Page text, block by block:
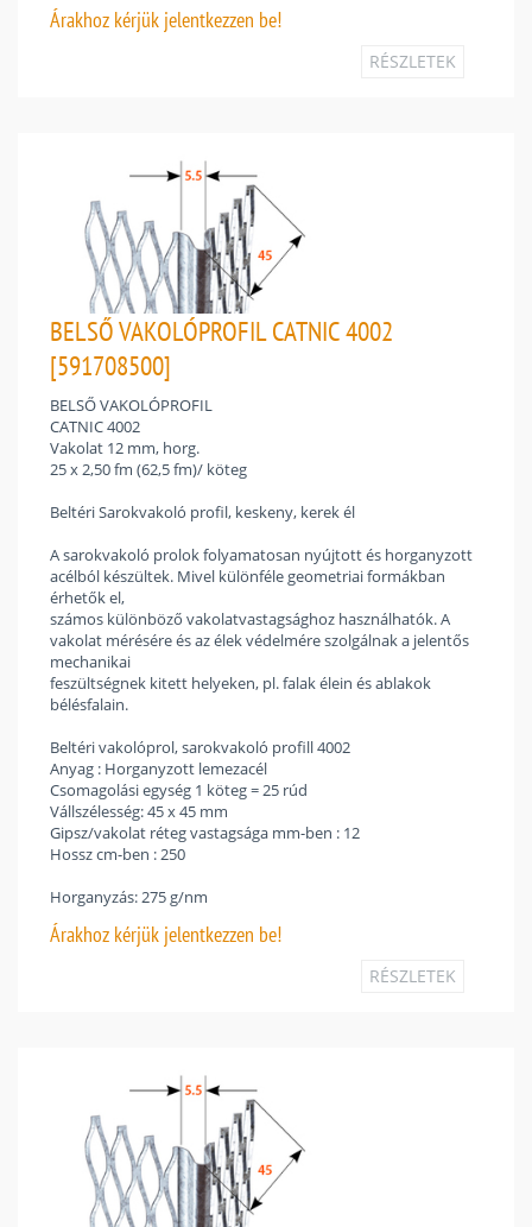
Árakhoz kérjük jelentkezzen be!
RÉSZLETEK
BELSŐ VAKOLÓPROFIL CATNIC 4002
[591708500]
BELSŐ VAKOLÓPROFIL
CATNIC 4002
Vakolat 12 mm, horg.
25 x 2,50 fm (62,5 fm)/ köteg
Beltéri Sarokvakoló profil, keskeny, kerek él
A sarokvakoló prolok folyamatosan nyújtott és horganyzott
acélból készültek. Mivel különféle geometriai formákban
érhetők el,
számos különböző vakolatvastagsághoz használhatók. A
vakolat mérésére és az élek védelmére szolgálnak a jelentős
mechanikai
feszültségnek kitett helyeken, pl. falak élein és ablakok
bélésfalain.
Beltéri vakolóprol, sarokvakoló profill 4002
Anyag : Horganyzott lemezacél
Csomagolási egység 1 köteg = 25 rúd
Vállszélesség: 45 x 45 mm
Gipsz/vakolat réteg vastagsága mm-ben : 12
Hossz cm-ben : 250
Horganyzás: 275 g/nm
Árakhoz kérjük jelentkezzen be!
RÉSZLETEK